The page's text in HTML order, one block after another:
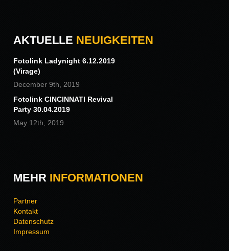
AKTUELLE NEUIGKEITEN
Fotolink Ladynight 6.12.2019
(Virage)
December 9th, 2019
Fotolink CINCINNATI Revival
Party 30.04.2019
May 12th, 2019
MEHR INFORMATIONEN
Partner
Kontakt
Datenschutz
Impressum